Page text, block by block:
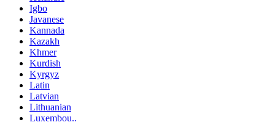
Igbo
Javanese
Kannada
Kazakh
Khmer
Kurdish
Kyrgyz
Latin
Latvian
Lithuanian
Luxembou..